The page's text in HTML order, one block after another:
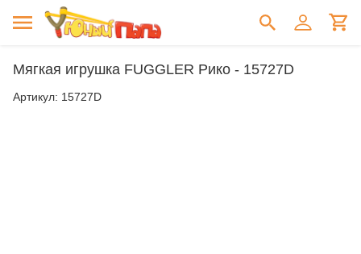
Мягкая игрушка FUGGLER Рико - 15727D
Артикул: 15727D